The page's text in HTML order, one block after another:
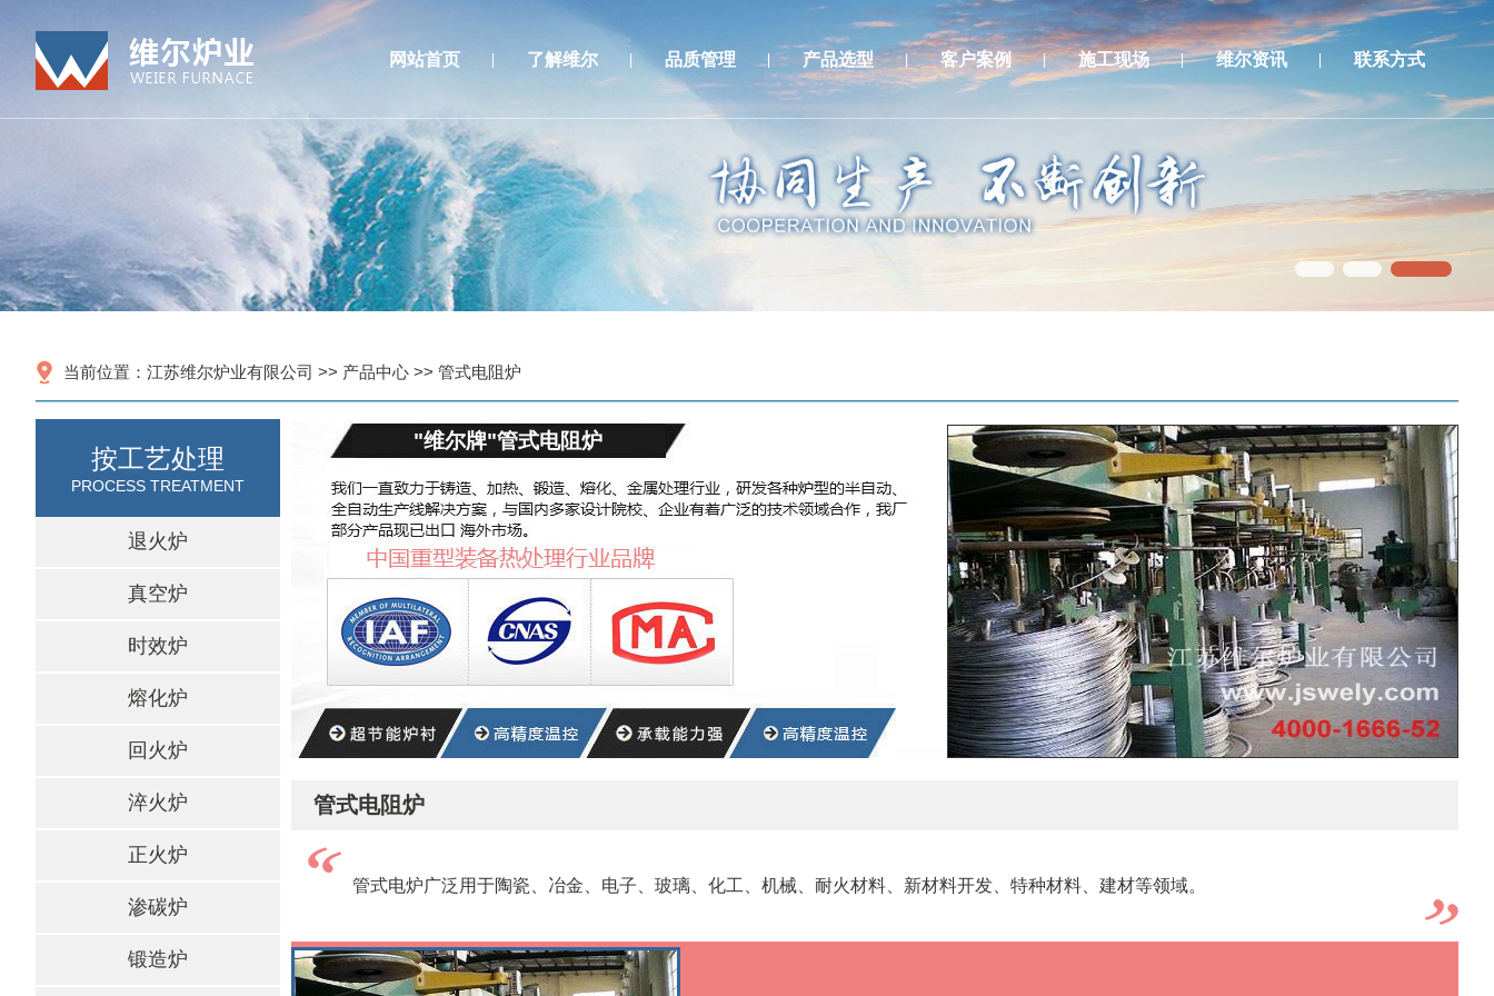
网站首页 了解维尔 品质管理 产品选型 客户案例 施工现场 维尔资讯 联系方式
当前位置： 江苏维尔炉业有限公司 >> 产品中心 >> 管式电阻炉
按工艺处理
PROCESS TREATMENT
退火炉
真空炉
时效炉
熔化炉
回火炉
淬火炉
正火炉
渗碳炉
锻造炉
"维尔牌"管式电阻炉
管式电阻炉
管式电炉广泛用于陶瓷、冶金、电子、玻璃、化工、机械、耐火材料、新材料开发、特种材料、建材等领域。